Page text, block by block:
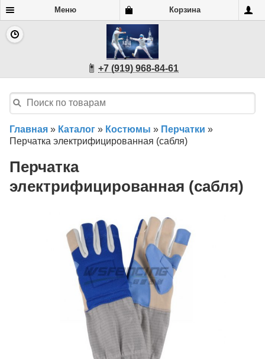
Меню Корзина
+7 (919) 968-84-61
Главная » Каталог » Костюмы » Перчатки »
Перчатка электрифицированная (сабля)
Перчатка
электрифицированная (сабля)